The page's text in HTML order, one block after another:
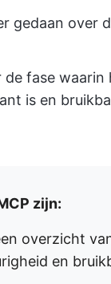
gedaan over
fase
is en
zijn:
overzicht
en